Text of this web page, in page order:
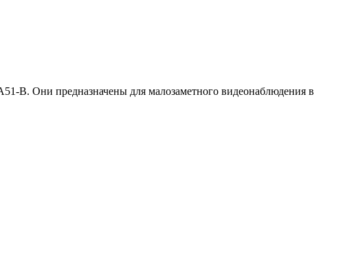
B. Они предназначены для малозаметного видеонаблюдения в